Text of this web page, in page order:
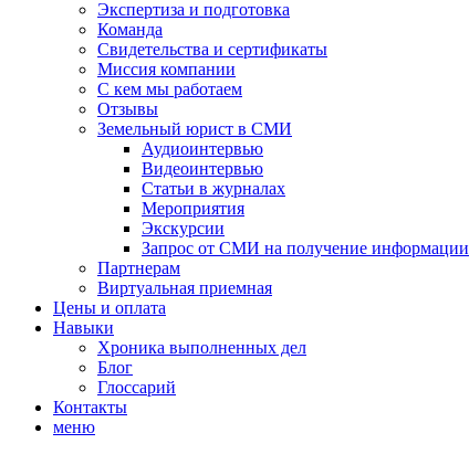
Экспертиза и подготовка
Команда
Свидетельства и сертификаты
Миссия компании
С кем мы работаем
Отзывы
Земельный юрист в СМИ
Аудиоинтервью
Видеоинтервью
Статьи в журналах
Мероприятия
Экскурсии
Запрос от СМИ на получение информации
Партнерам
Виртуальная приемная
Цены и оплата
Навыки
Хроника выполненных дел
Блог
Глоссарий
Контакты
меню